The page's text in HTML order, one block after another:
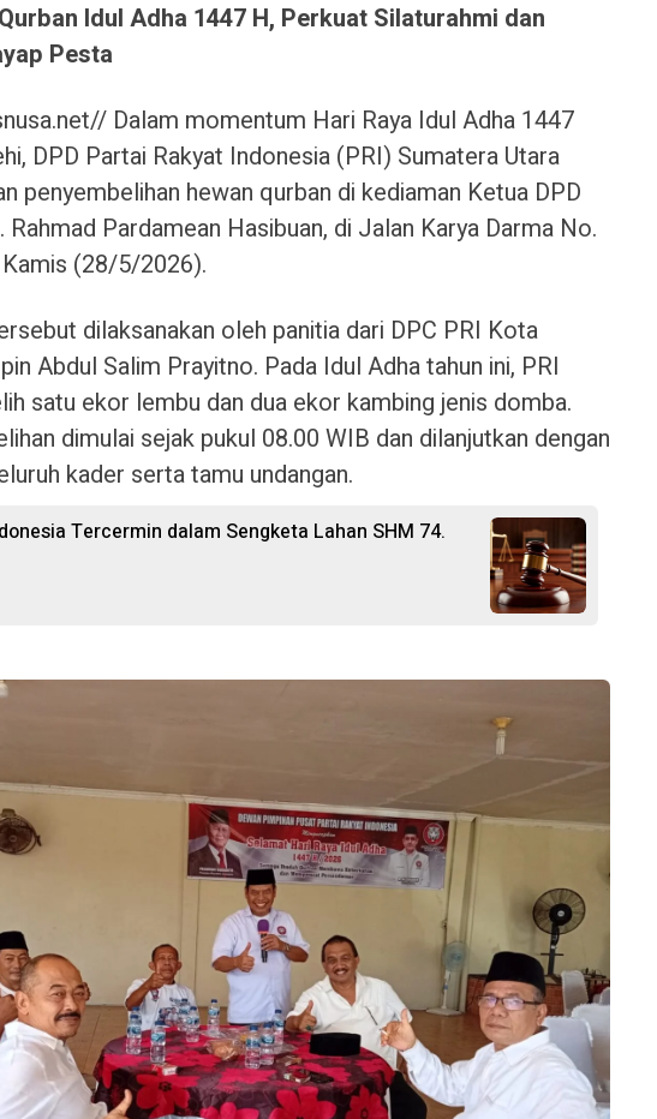
Idul Adha 1447 H, Perkuat Silaturahmi dan
Pesta
Dalam momentum Hari Raya Idul Adha 1447
DPD Partai Rakyat Indonesia (PRI) Sumatera Utara
penyembelihan hewan qurban di kediaman Ketua DPD
Rahmad Pardamean Hasibuan, di Jalan Karya Darma No.
(28/5/2026).
dilaksanakan oleh panitia dari DPC PRI Kota
Abdul Salim Prayitno. Pada Idul Adha tahun ini, PRI
satu ekor lembu dan dua ekor kambing jenis domba.
dimulai sejak pukul 08.00 WIB dan dilanjutkan dengan
kader serta tamu undangan.
Tercermin dalam Sengketa Lahan SHM 74.